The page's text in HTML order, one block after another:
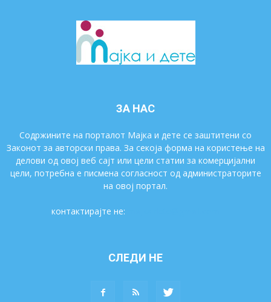
ЗА НАС
Содржините на порталот Мајка и дете се заштитени со
Законот за авторски права. За секоја форма на користење на
делови од овој веб сајт или цели статии за комерцијални
цели, потребна е писмена согласност од администраторите
на овој портал.
контактирајте не:
СЛЕДИ НЕ